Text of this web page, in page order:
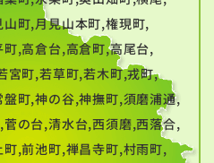
町,月見山本町,権現町,
,高倉台,高倉町,高尾台,
宮町,若草町,若木町,戎町,
町,神の谷,神撫町,須磨浦通,
の台,清水台,西須磨,西落合,
,前池町,禅昌寺町,村雨町,